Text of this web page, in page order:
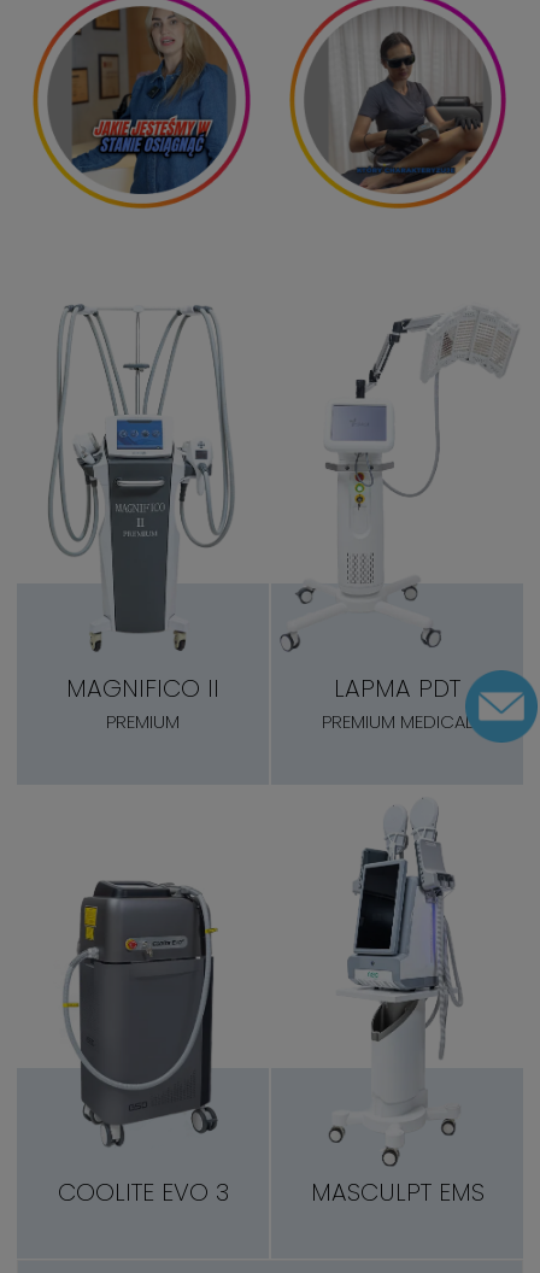
MAGNIFICO II
PREMIUM
LAPMA PDT
PREMIUM MEDICAL
COOLITE EVO 3 MASCULPT EMS